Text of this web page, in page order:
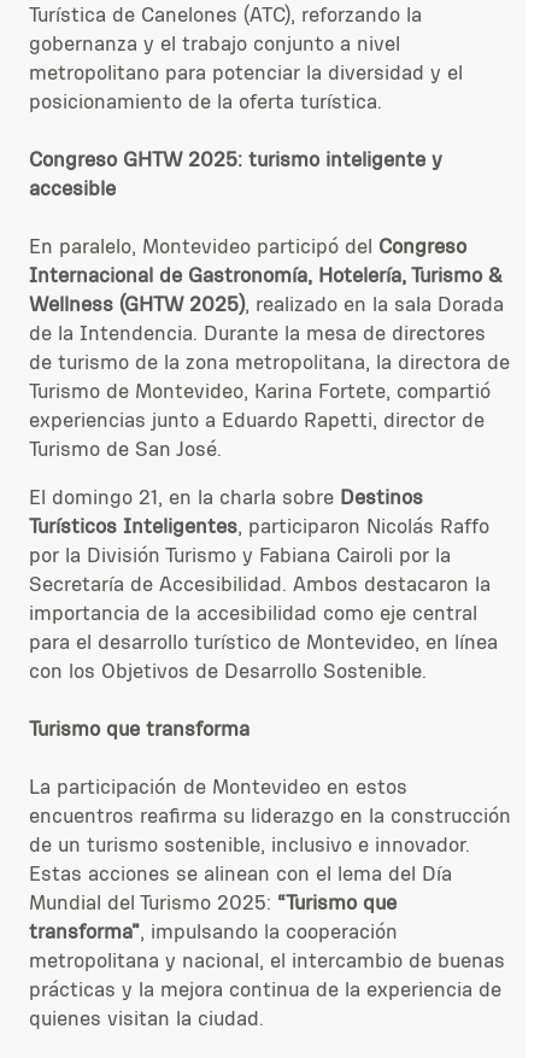
Turística de Canelones (ATC), reforzando la
gobernanza y el trabajo conjunto a nivel
metropolitano para potenciar la diversidad y el
posicionamiento de la oferta turística.
Congreso GHTW 2025: turismo inteligente y
accesible
En paralelo, Montevideo participó del Congreso
Internacional de Gastronomía, Hotelería, Turismo &
Wellness (GHTW 2025), realizado en la sala Dorada
de la Intendencia. Durante la mesa de directores
de turismo de la zona metropolitana, la directora de
Turismo de Montevideo, Karina Fortete, compartió
experiencias junto a Eduardo Rapetti, director de
Turismo de San José.
El domingo 21, en la charla sobre Destinos
Turísticos Inteligentes, participaron Nicolás Raffo
por la División Turismo y Fabiana Cairoli por la
Secretaría de Accesibilidad. Ambos destacaron la
importancia de la accesibilidad como eje central
para el desarrollo turístico de Montevideo, en línea
con los Objetivos de Desarrollo Sostenible.
Turismo que transforma
La participación de Montevideo en estos
encuentros reafirma su liderazgo en la construcción
de un turismo sostenible, inclusivo e innovador.
Estas acciones se alinean con el lema del Día
Mundial del Turismo 2025: “Turismo que
transforma”, impulsando la cooperación
metropolitana y nacional, el intercambio de buenas
prácticas y la mejora continua de la experiencia de
quienes visitan la ciudad.